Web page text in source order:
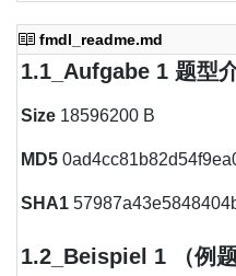
fmdl_readme.md
1.1_Aufgabe 1 题型
Size 18596200 B
MD5
SHA1
1.2_Beispiel 1 （例